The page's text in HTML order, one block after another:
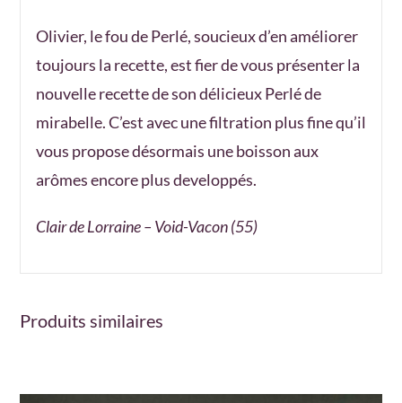
Olivier, le fou de Perlé, soucieux d’en améliorer
toujours la recette, est fier de vous présenter la
nouvelle recette de son délicieux Perlé de
mirabelle. C’est avec une filtration plus fine qu’il
vous propose désormais une boisson aux
arômes encore plus developpés.
Clair de Lorraine – Void-Vacon (55)
Produits similaires